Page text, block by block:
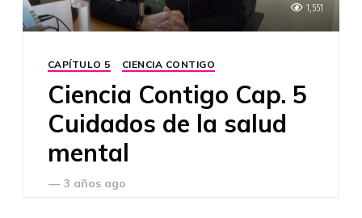
1,551
CAPÍTULO 5 CIENCIA CONTIGO
Ciencia Contigo Cap. 5
Cuidados de la salud
mental
— 3 años ago